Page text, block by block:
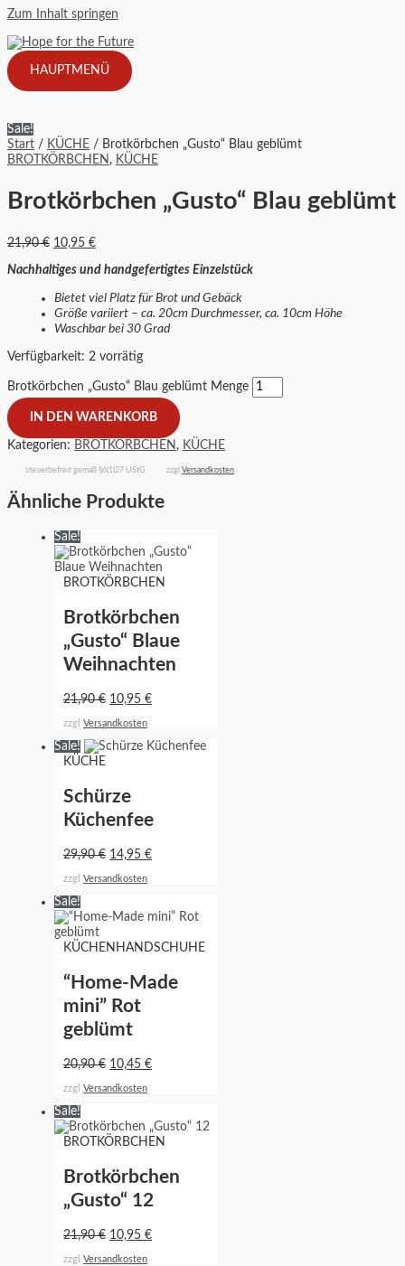
Zum Inhalt springen
HAUPTMENÜ
Sale!
Start / KÜCHE / Brotkörbchen „Gusto“ Blau geblümt
BROTKÖRBCHEN , KÜCHE
Brotkörbchen „Gusto“ Blau geblümt
21,90€ 10,95 €
Nachhaltiges und handgefertigtes Einzelstück
Bietet viel Platz für Brot und Gebäck
Größe variiert – ca. 20cm Durchmesser, ca. 10cm Höhe
Waschbar bei 30 Grad
Verfügbarkeit: 2 vorrätig
Brotkörbchen „Gusto“ Blau geblümt Menge
IN DEN WARENKORB
Kategorien: BROTKÖRBCHEN , KÜCHE
steuerbefreit gemäß §6(1)27 UStG zzgl Versandkosten
Ähnliche Produkte
Sale!
BROTKÖRBCHEN
Brotkörbchen
„Gusto“ Blaue
Weihnachten
21,90€ 10,95 €
zzgl Versandkosten
Sale!
KÜCHE
Schürze
Küchenfee
29,90€ 14,95 €
zzgl Versandkosten
Sale!
KÜCHENHANDSCHUHE
“Home-Made
mini” Rot
geblümt
20,90€ 10,45 €
zzgl Versandkosten
Sale!
BROTKÖRBCHEN
Brotkörbchen
„Gusto“ 12
21,90€ 10,95 €
zzgl Versandkosten